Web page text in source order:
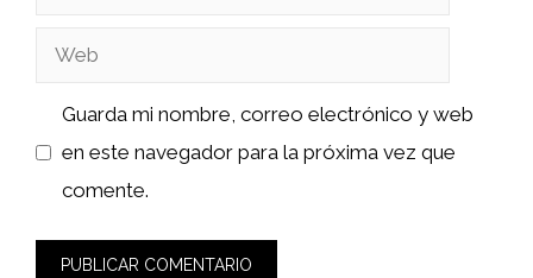
Web
Guarda mi nombre, correo electrónico y web
en este navegador para la próxima vez que
comente.